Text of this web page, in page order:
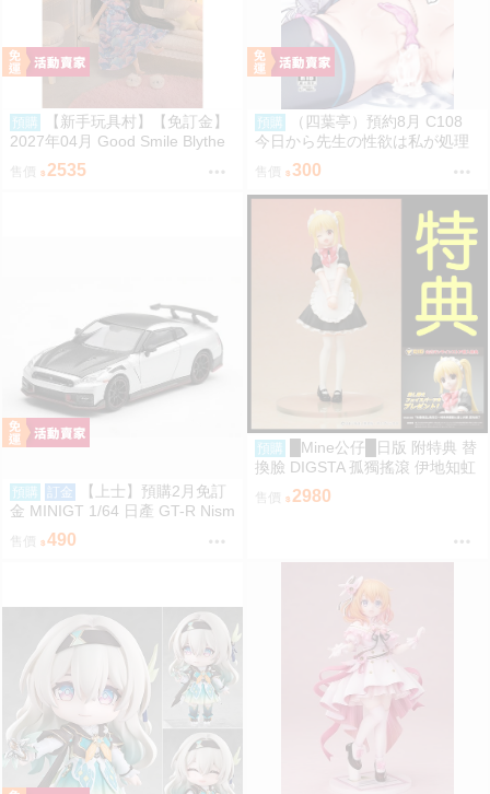
預購
【新手玩具村】【免訂金】
2027年04月 Good Smile Blythe
Dolly Days -Sleepover布萊絲人
偶 再販
2535
預購
（四葉亭）預約8月 C108
今日から先生の性欲は私が処理
します てんぴぼし
300
預購 訂金
【上士】預購2月免訂
金 MINIGT 1/64 日產 GT-R Nism
o 2024 銀 左駕吊卡 39679 0809
售價 490
預購
█Mine公仔█日版 附特典 替
換臉 DIGSTA 孤獨搖滾 伊地知虹
夏 女僕裝 PVC D9251
售價 2980